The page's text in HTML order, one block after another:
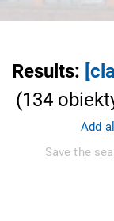
Results:
(134
Add
Save the